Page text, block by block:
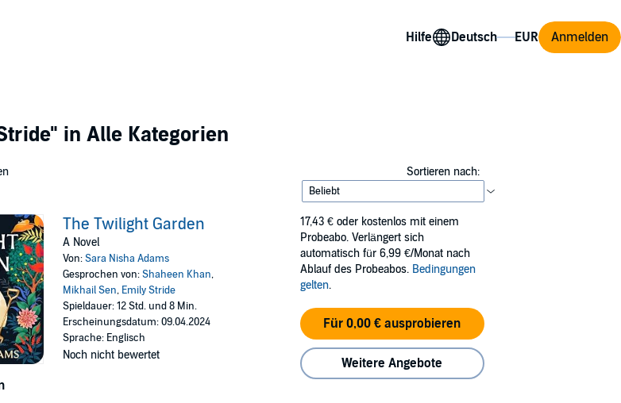
Hilfe Anmelden
in Alle Kategorien
Sortieren nach:
The Twilight Garden
A Novel
Von:Sara Nisha Adams
Gesprochen von:Shaheen Khan,
Mikhail Sen, Emily Stride
Spieldauer: 12 Std. und 8 Min.
Erscheinungsdatum: 09.04.2024
Sprache: Englisch
Noch nicht bewertet
17,43 € oder kostenlos mit einem
Probeabo. Verlängert sich
automatisch für 6,99 €/Monat nach
Ablauf des Probeabos. Bedingungen
gelten.
Für 0,00 € ausprobieren
Weitere Angebote